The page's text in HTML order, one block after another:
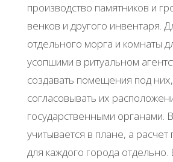
производство памятников и
венков и другого инвентаря.
отдельного морга и комнаты
усопшими в ритуальном
создавать помещения под них,
согласовывать их
государственными органами.
учитывается в плане, а расчет
для каждого города